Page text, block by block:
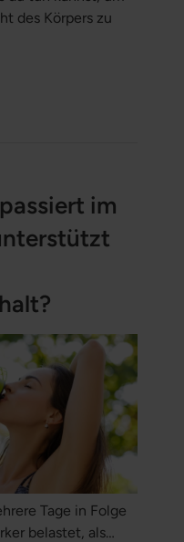
des Körpers zu
im
Tage in Folge
belastet, als